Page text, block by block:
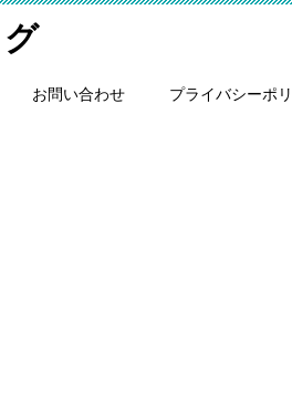
お問い合わせ プライバシーポ